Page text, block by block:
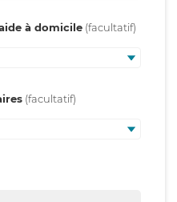
à domicile